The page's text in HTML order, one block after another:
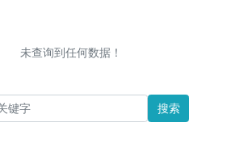
未查询到任何数据！
搜索